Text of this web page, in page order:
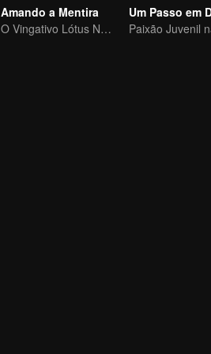
Amando a Mentira
O Vingativo Lótus Negro cai para o jovem mestre desonesto